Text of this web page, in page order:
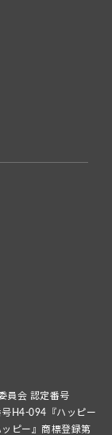
員会 認定番号
H4-094『ハッピー
ピー』商標登録第